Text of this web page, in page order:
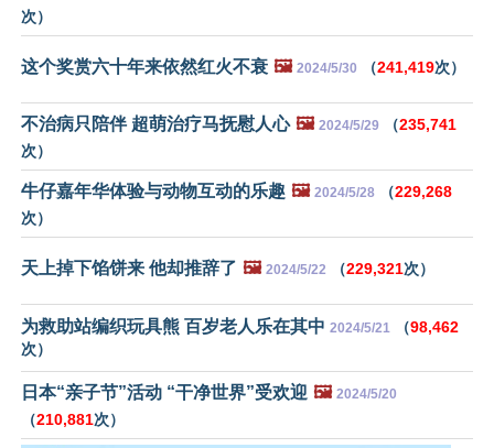
次）
这个奖赏六十年来依然红火不衰 🖼️ 2024/5/30 （241,419次）
不治病只陪伴 超萌治疗马抚慰人心 🖼️ 2024/5/29 （235,741
次）
牛仔嘉年华体验与动物互动的乐趣 🖼️ 2024/5/28 （229,268
次）
天上掉下馅饼来 他却推辞了 🖼️ 2024/5/22 （229,321次）
为救助站编织玩具熊 百岁老人乐在其中 2024/5/21 （98,462
次）
日本“亲子节”活动 “干净世界”受欢迎 🖼️ 2024/5/20
（210,881次）